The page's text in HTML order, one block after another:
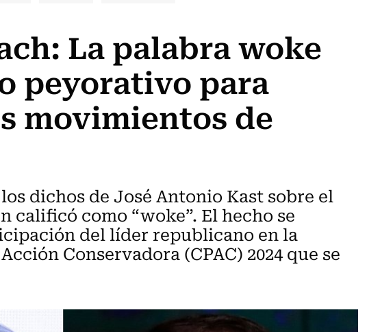
La palabra woke
peyorativo para
movimientos de
dichos de José Antonio Kast sobre el
calificó como “woke”. El hecho se
del líder republicano en la
Conservadora (CPAC) 2024 que se